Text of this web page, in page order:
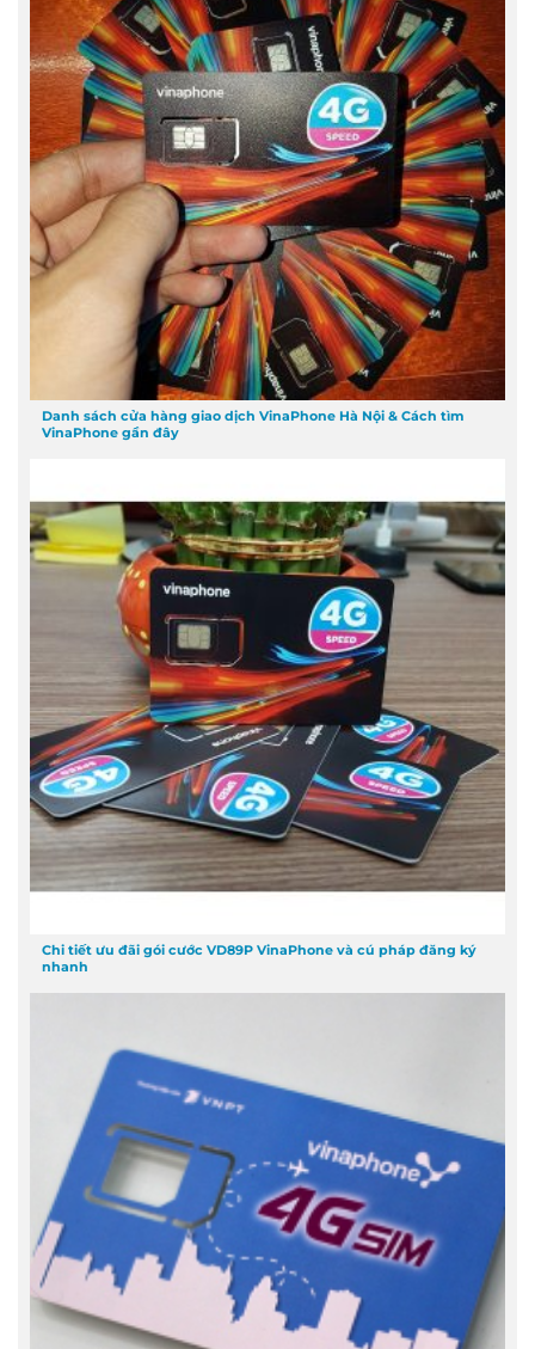
Danh sách cửa hàng giao dịch VinaPhone Hà Nội & Cách tìm
VinaPhone gần đây
Chi tiết ưu đãi gói cước VD89P VinaPhone và cú pháp đăng ký
nhanh